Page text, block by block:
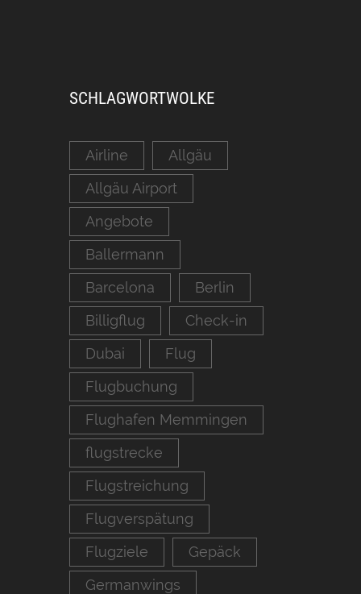
SCHLAGWORTWOLKE
Airline
Allgäu
Allgäu Airport
Angebote
Ballermann
Barcelona
Berlin
Billigflug
Check-in
Dubai
Flug
Flugbuchung
Flughafen Memmingen
flugstrecke
Flugstreichung
Flugverspätung
Flugziele
Gepäck
Germanwings